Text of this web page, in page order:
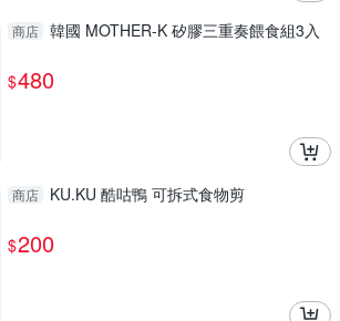
商店 韓國 MOTHER-K 矽膠三重奏餵食組3入
$480
商店 KU.KU 酷咕鴨 可拆式食物剪
$200